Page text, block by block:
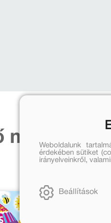
művei
Weboldalunk
érdekében sütiket
irányelveinkről,
Beállítások